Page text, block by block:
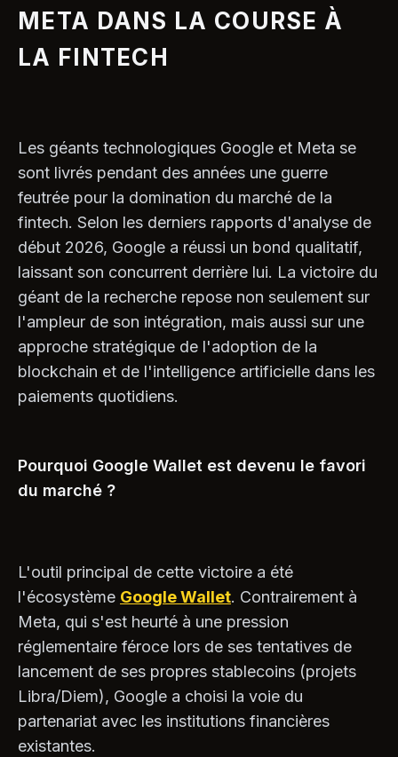
META DANS LA COURSE À
LA FINTECH
Les géants technologiques Google et Meta se
sont livrés pendant des années une guerre
feutrée pour la domination du marché de la
fintech. Selon les derniers rapports d'analyse de
début 2026, Google a réussi un bond qualitatif,
laissant son concurrent derrière lui. La victoire du
géant de la recherche repose non seulement sur
l'ampleur de son intégration, mais aussi sur une
approche stratégique de l'adoption de la
blockchain et de l'intelligence artificielle dans les
paiements quotidiens.
Pourquoi Google Wallet est devenu le favori
du marché ?
L'outil principal de cette victoire a été
l'écosystème Google Wallet. Contrairement à
Meta, qui s'est heurté à une pression
réglementaire féroce lors de ses tentatives de
lancement de ses propres stablecoins (projets
Libra/Diem), Google a choisi la voie du
partenariat avec les institutions financières
existantes.